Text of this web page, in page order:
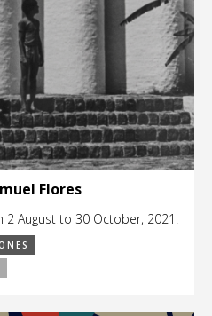
Flores
2 August to 30 October, 2021.